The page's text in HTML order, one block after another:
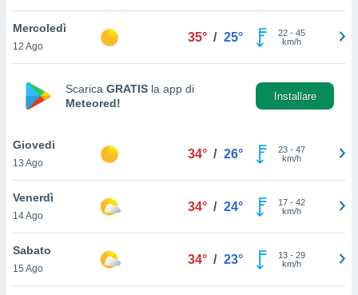
un
la
nella
cookie
il tuo
in
Mercoledì
12 Ago
35° / 25° 22- 45
km/h
Scarica GRATIS la app di
Meteored!
Installare
Giovedi
13 Ago
34° / 26° 23- 47
km/h
Venerdì
14 Ago
34° / 24° 17- 42
km/h
Sabato
15 Ago
34° / 23° 13- 29
km/h